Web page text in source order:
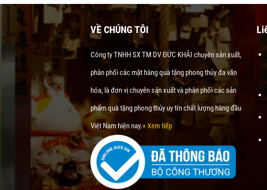
VỀ CHÚNG TÔI
Công ty TNHH SX TM DV ĐỨC KHẢI chuyên sản xuất,
phân phối các mặt hàng quà tặng phong thủy đa văn
hóa, là đơn vị chuyên sản xuất và phân phối các sản
phẩm quà tặng phong thủy uy tín chất lượng hàng đầu
Việt Nam hiện nay.+ Xem tiếp